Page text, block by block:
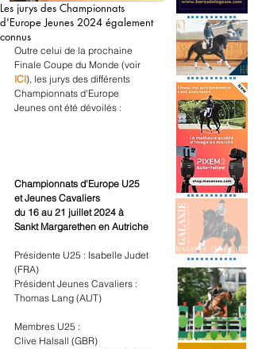
Les jurys des Championnats
d'Europe Jeunes 2024 également
connus
Outre celui de la prochaine
Finale Coupe du Monde (voir
ICI), les jurys des différents
Championnats d'Europe
Jeunes ont été dévoilés :
Championnats d'Europe U25
et Jeunes Cavaliers
du 16 au 21 juillet 2024 à
Sankt Margarethen en Autriche
Présidente U25 : Isabelle Judet
(FRA)
Président Jeunes Cavaliers :
Thomas Lang (AUT)
Membres U25 :
Clive Halsall (GBR)